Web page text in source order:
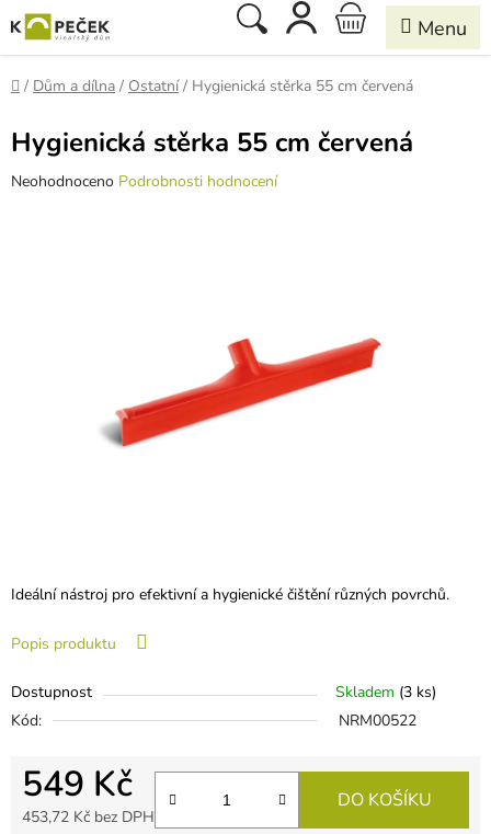
na
obsah
Hledat
NÁKUPNÍ
KOŠÍK
Domů
/ Dům a dílna / Ostatní / Hygienická stěrka 55 cm červená
Ideální nástroj pro efektivní a hygienické čištění různých povrchů.
Popis produktu
Dostupnost Skladem (3 ks)
Kód:
NRM00522
549 Kč
453,72 Kč bez DPH
DO KOŠÍKU
Hygienická stěrka 55 cm červená
Průměrné
Neohodnoceno Podrobnosti hodnocení